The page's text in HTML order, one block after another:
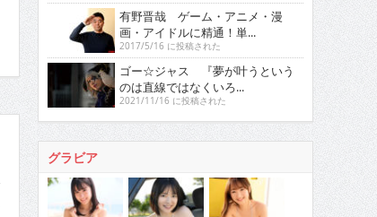
有野晋哉 ゲーム・アニメ・漫
画・アイドルに精通！単...
2017/5/16 に投稿された
ゴー☆ジャス 『夢が叶うという
のは直線ではなくいろ...
2021/11/16 に投稿された
グラビア